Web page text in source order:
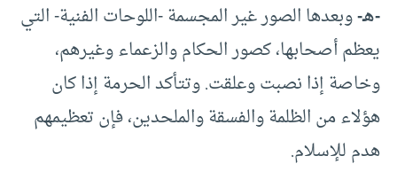
-هـ-وبعدها الصور غير المجسمة -اللوحات الفنية- التي
يعظم أصحابها، كصور الحكام والزعماء وغيرهم،
وخاصة إذا نصبت وعلقت. وتتأكد الحرمة إذا كان
هؤلاء من الظلمة والفسقة والملحدين، فإن تعظيمهم
هدم للإسلام.